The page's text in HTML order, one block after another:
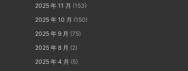
2025 年 11 月 (153)
2025 年 10 月 (150)
2025 年 9 月 (75)
2025 年 8 月 (2)
2025 年 4 月 (5)